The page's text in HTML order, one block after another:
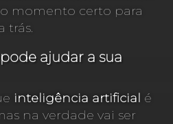
momento certo para
trás.
ajudar a sua
inteligência artificial é
na verdade vai ser